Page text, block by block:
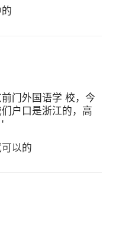
门外国语学 校，今
户口是浙江的，高
'
以的